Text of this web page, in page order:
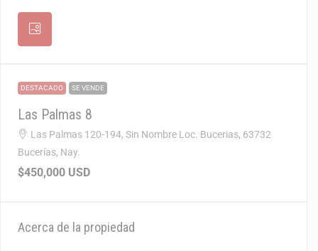
DESTACADO SE VENDE
Las Palmas 8
Las Palmas 120-194, Sin Nombre Loc. Bucerias, 63732
Bucerías, Nay.
$450,000 USD
Acerca de la propiedad